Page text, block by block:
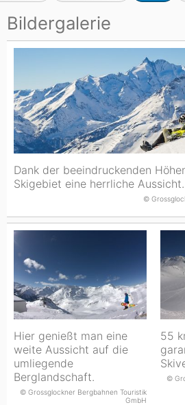
Bildergalerie
Dank der beeindruckenden
Skigebiet eine herrliche Aussicht.
©
Hier genießt man eine
weite Aussicht auf die
umliegende
Berglandschaft.
© Grossglockner Bergbahnen Touristik
GmbH
55
©